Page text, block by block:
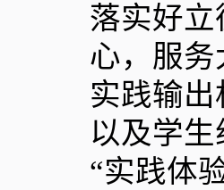
落实好
心，服
实践输
以及学
“实践体